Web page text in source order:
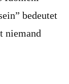
bedeutet
niemand